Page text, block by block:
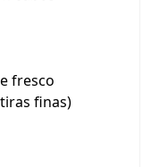
fresco
finas)